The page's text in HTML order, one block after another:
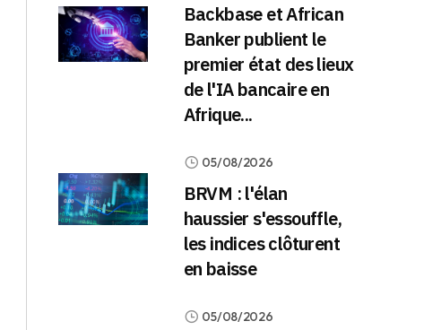
Backbase et African
Banker publient le
premier état des lieux
de l'IA bancaire en
Afrique...
05/08/2026
BRVM : l'élan
haussier s'essouffle,
les indices clôturent
en baisse
05/08/2026